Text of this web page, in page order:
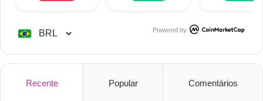
Powered by
Recente Popular Comentários